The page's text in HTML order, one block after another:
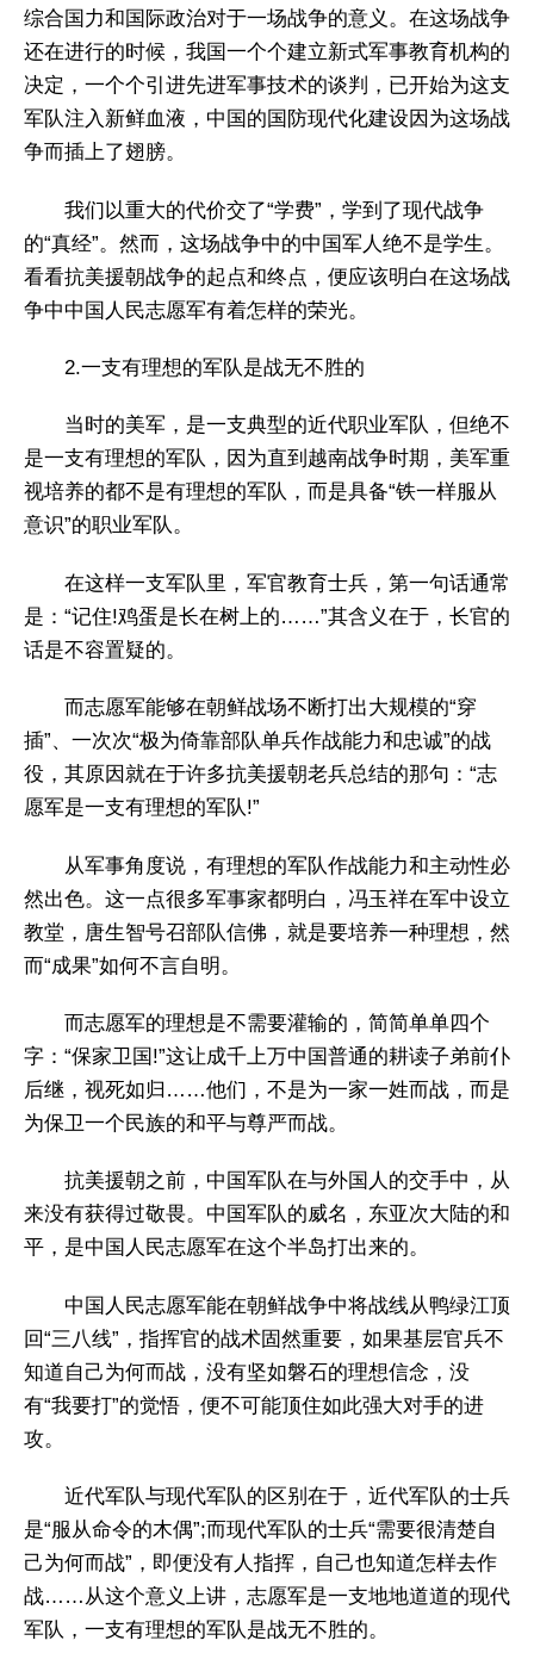
综合国力和国际政治对于一场战争的意义。在这场战争
还在进行的时候，我国一个个建立新式军事教育机构的
决定，一个个引进先进军事技术的谈判，已开始为这支
军队注入新鲜血液，中国的国防现代化建设因为这场战
争而插上了翅膀。
我们以重大的代价交了“学费”，学到了现代战争
的“真经”。然而，这场战争中的中国军人绝不是学生。
看看抗美援朝战争的起点和终点，便应该明白在这场战
争中中国人民志愿军有着怎样的荣光。
2.一支有理想的军队是战无不胜的
当时的美军，是一支典型的近代职业军队，但绝不
是一支有理想的军队，因为直到越南战争时期，美军重
视培养的都不是有理想的军队，而是具备“铁一样服从
意识”的职业军队。
在这样一支军队里，军官教育士兵，第一句话通常
是：“记住!鸡蛋是长在树上的……”其含义在于，长官的
话是不容置疑的。
而志愿军能够在朝鲜战场不断打出大规模的“穿
插”、一次次“极为倚靠部队单兵作战能力和忠诚”的战
役，其原因就在于许多抗美援朝老兵总结的那句：“志
愿军是一支有理想的军队!”
从军事角度说，有理想的军队作战能力和主动性必
然出色。这一点很多军事家都明白，冯玉祥在军中设立
教堂，唐生智号召部队信佛，就是要培养一种理想，然
而“成果”如何不言自明。
而志愿军的理想是不需要灌输的，简简单单四个
字：“保家卫国!”这让成千上万中国普通的耕读子弟前仆
后继，视死如归……他们，不是为一家一姓而战，而是
为保卫一个民族的和平与尊严而战。
抗美援朝之前，中国军队在与外国人的交手中，从
来没有获得过敬畏。中国军队的威名，东亚次大陆的和
平，是中国人民志愿军在这个半岛打出来的。
中国人民志愿军能在朝鲜战争中将战线从鸭绿江顶
回“三八线”，指挥官的战术固然重要，如果基层官兵不
知道自己为何而战，没有坚如磐石的理想信念，没
有“我要打”的觉悟，便不可能顶住如此强大对手的进
攻。
近代军队与现代军队的区别在于，近代军队的士兵
是“服从命令的木偶”;而现代军队的士兵“需要很清楚自
己为何而战”，即便没有人指挥，自己也知道怎样去作
战……从这个意义上讲，志愿军是一支地地道道的现代
军队，一支有理想的军队是战无不胜的。